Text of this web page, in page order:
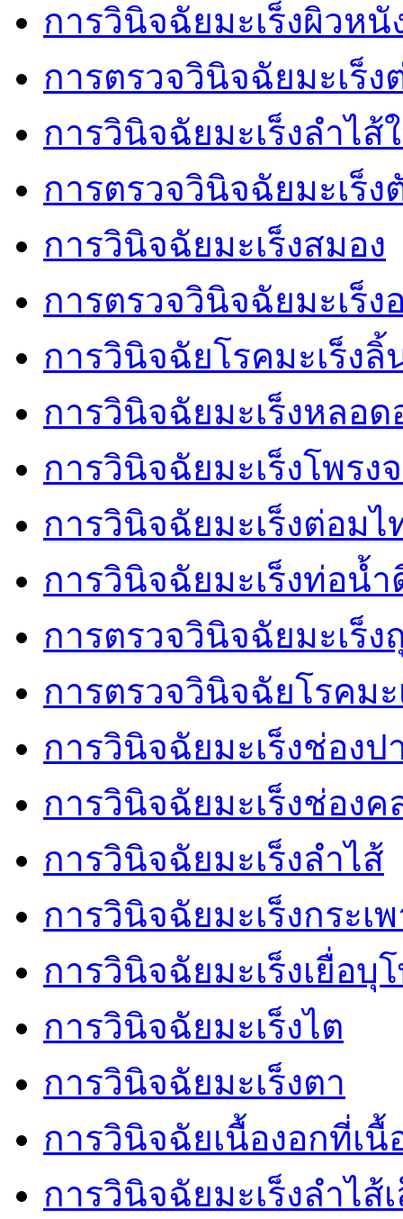
การวินิจฉัยมะเร็งผิวหนั
การตรวจวินิจฉัยมะเร็ง
การวินิจฉัยมะเร็งลำไส้
การตรวจวินิจฉัยมะเร็ง
การวินิจฉัยมะเร็งสมอง
การตรวจวินิจฉัยมะเร็ง
การวินิจฉัยโรคมะเร็งลิ้
การวินิจฉัยมะเร็งหลอด
การวินิจฉัยมะเร็งโพรง
การวินิจฉัยมะเร็งต่อมไ
การวินิจฉัยมะเร็งท่อน้ำ
การตรวจวินิจฉัยมะเร็ง
การตรวจวินิจฉัยโรคม
การวินิจฉัยมะเร็งช่องป
การวินิจฉัยมะเร็งช่องค
การวินิจฉัยมะเร็งลำไส้
การวินิจฉัยมะเร็งกระเ
การวินิจฉัยมะเร็งเยื่อบุ
การวินิจฉัยมะเร็งไต
การวินิจฉัยมะเร็งตา
การวินิจฉัยเนื้องอกที่เนื้
การวินิจฉัยมะเร็งลำไส้